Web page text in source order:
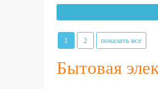
1 2 показать все
Бытовая